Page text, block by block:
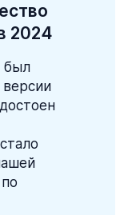
2024
был
версии